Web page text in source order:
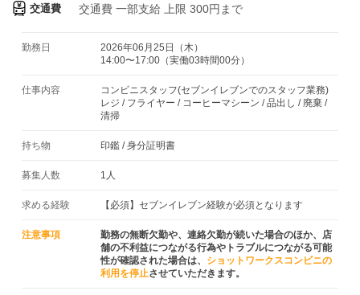
交通費 交通費 一部支給 上限 300円まで
勤務日
2026年06月25日（木）
14:00〜17:00（実働03時間00分）
仕事内容
コンビニスタッフ(セブンイレブンでのスタッフ業務)
レジ / フライヤー / コーヒーマシーン / 品出し / 廃棄 /
清掃
持ち物 印鑑 /身分証明書
募集人数 1人
求める経験 【必須】セブンイレブン経験が必須となります
注意事項
勤務の無断欠勤や、連絡欠勤が続いた場合のほか、店
舗の不利益につながる行為やトラブルにつながる可能
性が確認された場合は、
ショットワークスコンビニの
利用を停止させていただきます。